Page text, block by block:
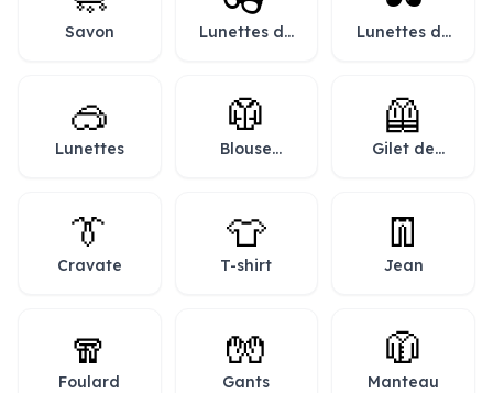
Savon
Lunettes de
Lunettes de
🥽
Lunettes
🥼
Blouse
🦺
Gilet de
👔
Cravate
👕
T-shirt
👖
Jean
🧣
Foulard
🧤
Gants
🧥
Manteau